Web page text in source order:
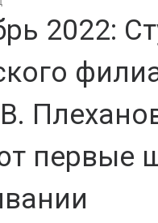
2022:
первые